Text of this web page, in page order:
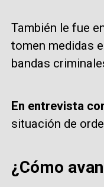
También le fue
tomen medidas
bandas
En entrevista
situación de
¿Cómo